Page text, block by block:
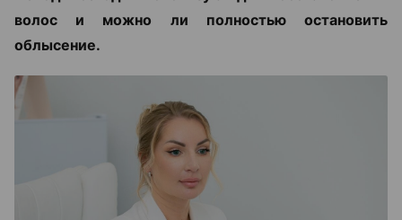
волос и можно ли полностью остановить
облысение.